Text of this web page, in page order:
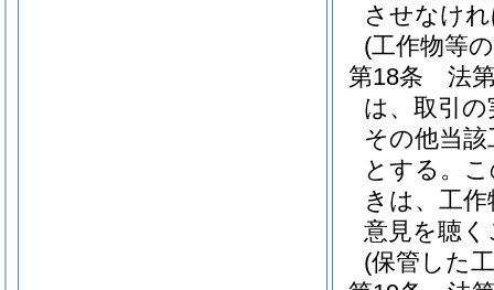
させなけ
(工作物等
第18条
法
は、取引
その他当
とする。
きは、工
意見を聴
(保管した